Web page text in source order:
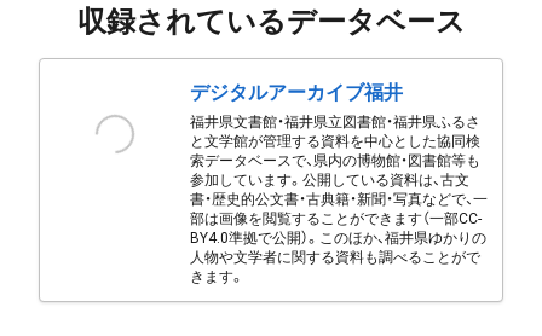
収録されているデータベース
デジタルアーカイブ福井
福井県文書館・福井県立図書館・福井県ふるさ
と文学館が管理する資料を中心とした協同検
索データベースで、県内の博物館・図書館等も
参加しています。公開している資料は、古文
書・歴史的公文書・古典籍・新聞・写真などで、一
部は画像を閲覧することができます（一部CC-
BY4.0準拠で公開）。このほか、福井県ゆかりの
人物や文学者に関する資料も調べることがで
きます。